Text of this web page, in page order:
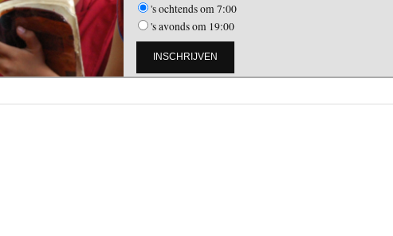
's ochtends om 7:00
's avonds om 19:00